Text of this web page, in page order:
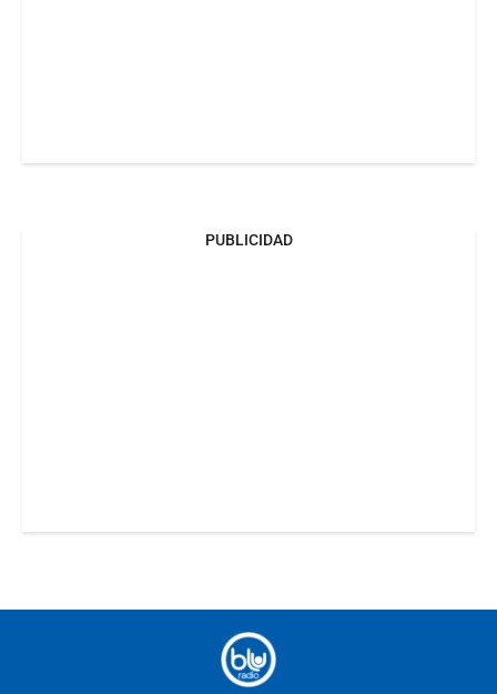
PUBLICIDAD